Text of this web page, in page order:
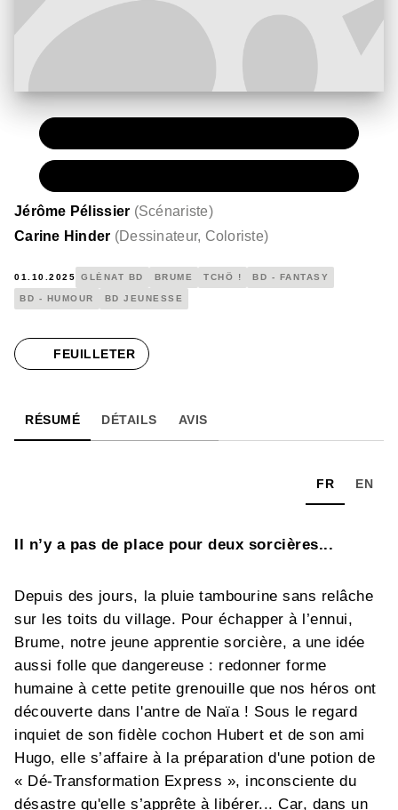
Jérôme Pélissier (Scénariste)
Carine Hinder (Dessinateur, Coloriste)
01.10.2025 GLÉNAT BD BRUME TCHÔ ! BD - FANTASY
BD - HUMOUR BD JEUNESSE
FEUILLETER
RÉSUMÉ DÉTAILS AVIS
FR EN
Il n’y a pas de place pour deux sorcières...
Depuis des jours, la pluie tambourine sans relâche
sur les toits du village. Pour échapper à l’ennui,
Brume, notre jeune apprentie sorcière, a une idée
aussi folle que dangereuse : redonner forme
humaine à cette petite grenouille que nos héros ont
découverte dans l'antre de Naïa ! Sous le regard
inquiet de son fidèle cochon Hubert et de son ami
Hugo, elle s’affaire à la préparation d'une potion de
« Dé-Transformation Express », inconsciente du
désastre qu'elle s’apprête à libérer... Car, dans un